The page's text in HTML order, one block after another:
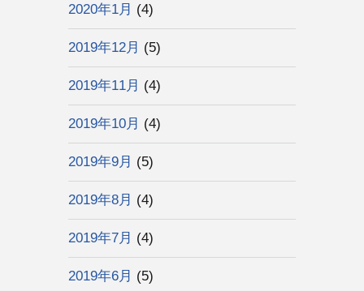
2020年1月 (4)
2019年12月 (5)
2019年11月 (4)
2019年10月 (4)
2019年9月 (5)
2019年8月 (4)
2019年7月 (4)
2019年6月 (5)